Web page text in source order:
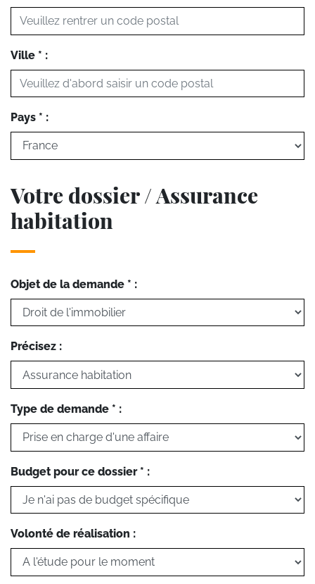
Ville * :
Pays * :
Votre dossier / Assurance
habitation
Objet de la demande * :
Précisez :
Type de demande * :
Budget pour ce dossier * :
Volonté de réalisation :